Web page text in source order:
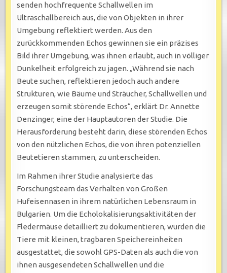
senden hochfrequente Schallwellen im
Ultraschallbereich aus, die von Objekten in ihrer
Umgebung reflektiert werden. Aus den
zurückkommenden Echos gewinnen sie ein präzises
Bild ihrer Umgebung, was ihnen erlaubt, auch in völliger
Dunkelheit erfolgreich zu jagen. „Während sie nach
Beute suchen, reflektieren jedoch auch andere
Strukturen, wie Bäume und Sträucher, Schallwellen und
erzeugen somit störende Echos“, erklärt Dr. Annette
Denzinger, eine der Hauptautoren der Studie. Die
Herausforderung besteht darin, diese störenden Echos
von den nützlichen Echos, die von ihren potenziellen
Beutetieren stammen, zu unterscheiden.
Im Rahmen ihrer Studie analysierte das
Forschungsteam das Verhalten von Großen
Hufeisennasen in ihrem natürlichen Lebensraum in
Bulgarien. Um die Echolokalisierungsaktivitäten der
Fledermäuse detailliert zu dokumentieren, wurden die
Tiere mit kleinen, tragbaren Speichereinheiten
ausgestattet, die sowohl GPS-Daten als auch die von
ihnen ausgesendeten Schallwellen und die